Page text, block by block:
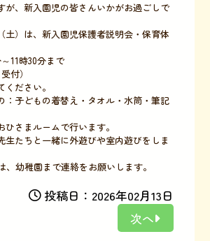
が、新入園児の皆さんいかがお過ごしで
土）は、新入園児保護者説明会・保育体
11時30分まで
付）
ださい。
：子どもの着替え・タオル・水筒・筆記
さまルームで行います。
生たちと一緒に外遊びや室内遊びをしま
幼稚園まで連絡をお願いします。
投稿日：2026年02月13日
次へ